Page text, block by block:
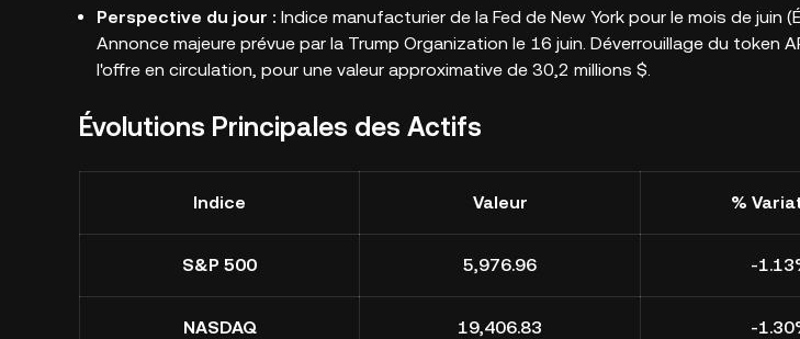
Perspective du jour : Indice manufacturier de la Fed de New York pour le mois de juin
Annonce majeure prévue par la Trump Organization le 16 juin. Déverrouillage du token
l'offre en circulation, pour une valeur approximative de 30,2 millions $.
Évolutions Principales des Actifs
Indice Valeur %
S&P 500 5,976.96 -
NASDAQ 19,406.83 -